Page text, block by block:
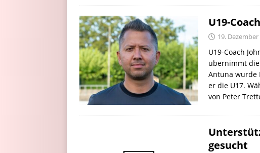
U19-
19. Dezember
U19-Coach
übernimmt die
Antuna wurde
er die U17.
von Peter
gesucht